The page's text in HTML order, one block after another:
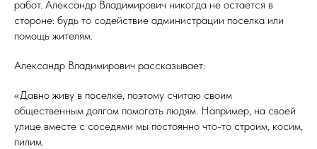
работ. Александр Владимирович никогда не остается в
стороне: будь то содействие администрации поселка или
помощь жителям.
Александр Владимирович рассказывает:
«Давно живу в поселке, поэтому считаю своим
общественным долгом помогать людям. Например, на своей
улице вместе с соседями мы постоянно что-то строим, косим,
пилим.